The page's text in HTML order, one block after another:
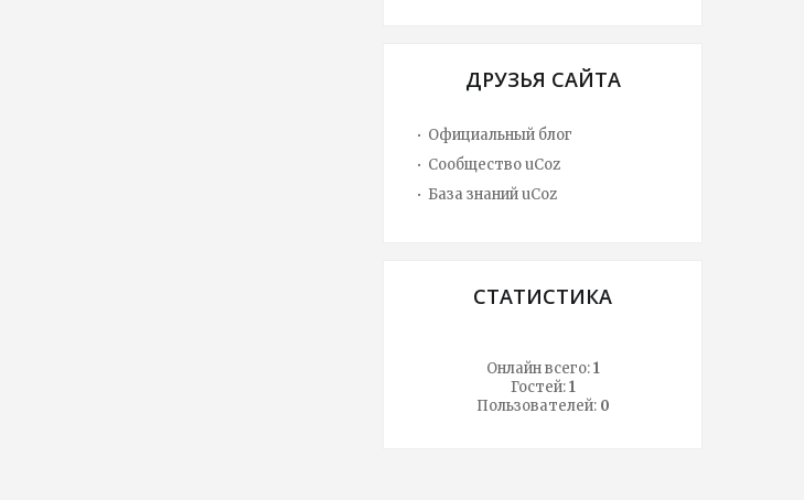
ДРУЗЬЯ САЙТА
Официальный блог
Сообщество uCoz
База знаний uCoz
СТАТИСТИКА
Онлайн всего:1
Гостей:1
Пользователей: 0